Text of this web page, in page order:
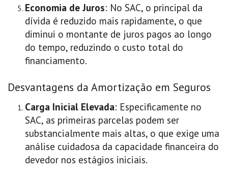
Economia de Juros: No SAC, o principal da
dívida é reduzido mais rapidamente, o que
diminui o montante de juros pagos ao longo
do tempo, reduzindo o custo total do
financiamento.
Desvantagens da Amortização em Seguros
Carga Inicial Elevada: Especificamente no
SAC, as primeiras parcelas podem ser
substancialmente mais altas, o que exige uma
análise cuidadosa da capacidade financeira do
devedor nos estágios iniciais.